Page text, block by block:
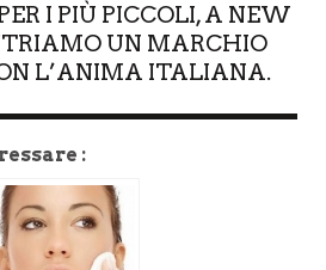
I PIÙ PICCOLI, A NEW
UN MARCHIO
L’ANIMA ITALIANA.
: